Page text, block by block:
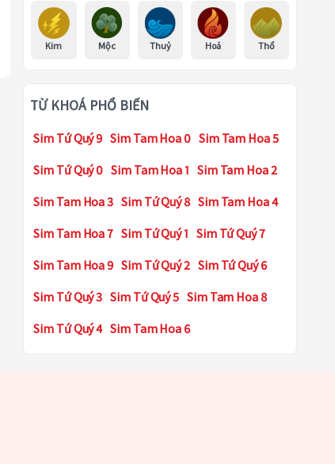
Kim Mộc Thuỷ Hoả Thổ
TỪ KHOÁ PHỔ BIẾN
Sim Tứ Quý 9 Sim Tam Hoa 0 Sim Tam Hoa 5
Sim Tứ Quý 0 Sim Tam Hoa 1 Sim Tam Hoa 2
Sim Tam Hoa 3 Sim Tứ Quý 8 Sim Tam Hoa 4
Sim Tam Hoa 7 Sim Tứ Quý 1 Sim Tứ Quý 7
Sim Tam Hoa 9 Sim Tứ Quý 2 Sim Tứ Quý 6
Sim Tứ Quý 3 Sim Tứ Quý 5 Sim Tam Hoa 8
Sim Tứ Quý 4 Sim Tam Hoa 6